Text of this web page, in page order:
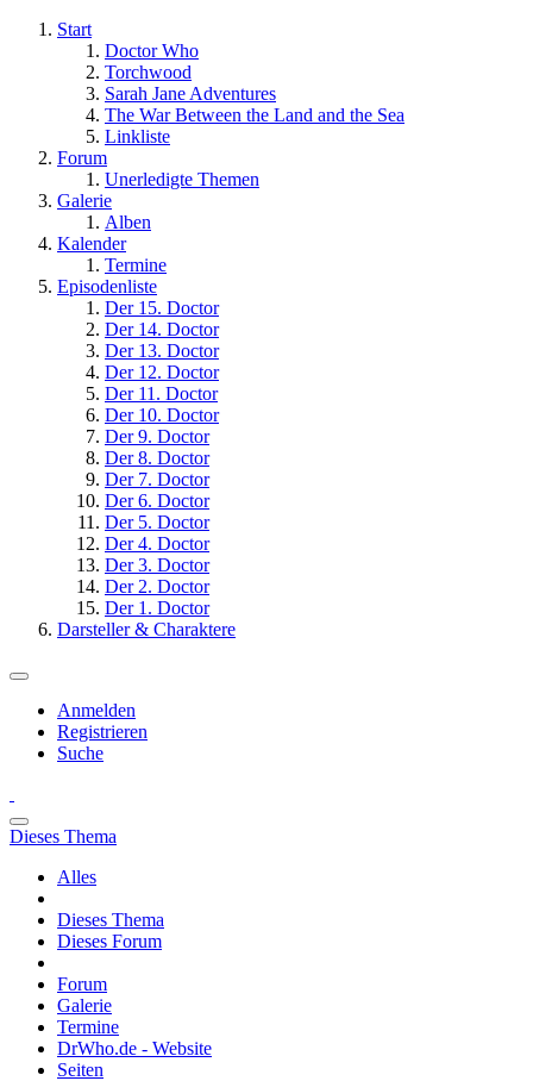
Start
Doctor Who
Torchwood
Sarah Jane Adventures
The War Between the Land and the Sea
Linkliste
Forum
Unerledigte Themen
Galerie
Alben
Kalender
Termine
Episodenliste
Der 15. Doctor
Der 14. Doctor
Der 13. Doctor
Der 12. Doctor
Der 11. Doctor
Der 10. Doctor
Der 9. Doctor
Der 8. Doctor
Der 7. Doctor
Der 6. Doctor
Der 5. Doctor
Der 4. Doctor
Der 3. Doctor
Der 2. Doctor
Der 1. Doctor
Darsteller & Charaktere
Anmelden
Registrieren
Suche
Dieses Thema
Alles
Dieses Thema
Dieses Forum
Forum
Galerie
Termine
DrWho.de - Website
Seiten